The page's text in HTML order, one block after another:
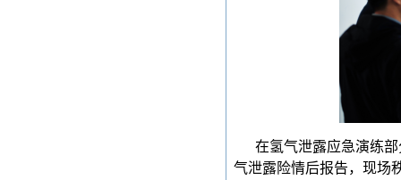
在氢气泄露应急演练
气泄露险情后报告，现场